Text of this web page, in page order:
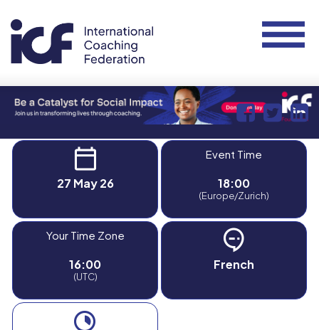
27 May 26
Event Time
18:00
(Europe/Zurich)
Your Time Zone
16:00
(UTC)
French